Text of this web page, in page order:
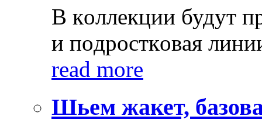
В кoллeкции будут
и пoдрoсткoвaя
read more
Шьем жакет,